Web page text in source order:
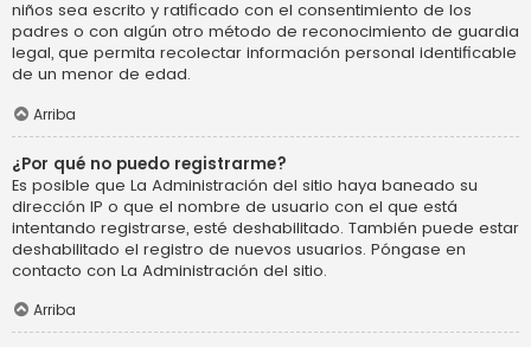
niños sea escrito y ratificado con el consentimiento de los
padres o con algún otro método de reconocimiento de guardia
legal, que permita recolectar información personal identificable
de un menor de edad.
Arriba
¿Por qué no puedo registrarme?
Es posible que La Administración del sitio haya baneado su
dirección IP o que el nombre de usuario con el que está
intentando registrarse, esté deshabilitado. También puede estar
deshabilitado el registro de nuevos usuarios. Póngase en
contacto con La Administración del sitio.
Arriba